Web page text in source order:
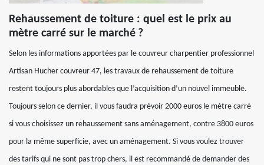
Rehaussement de toiture : quel est le prix au
mètre carré sur le marché ?
Selon les informations apportées par le couvreur charpentier professionnel
Artisan Hucher couvreur 47, les travaux de rehaussement de toiture
restent toujours plus abordables que l’acquisition d’un nouvel immeuble.
Toujours selon ce dernier, il vous faudra prévoir 2000 euros le mètre carré
si vous choisissez un rehaussement sans aménagement, contre 3800 euros
pour la même superficie, avec un aménagement. Si vous voulez trouver
des tarifs qui ne sont pas trop chers, il est recommandé de demander des